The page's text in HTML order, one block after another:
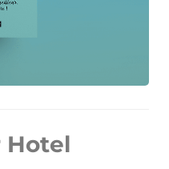
Hotel